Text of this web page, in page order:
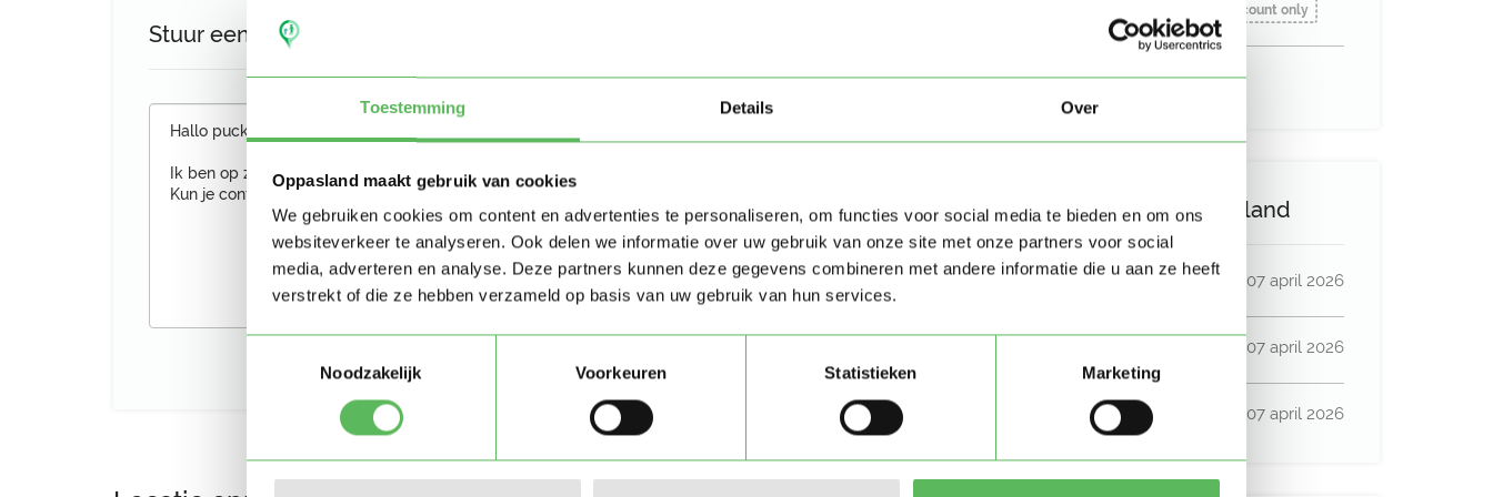
Toestemming Details Over
Oppasland maakt gebruik van cookies
We gebruiken cookies om content en advertenties te personaliseren, om functies voor social media te bieden en om ons
websiteverkeer te analyseren. Ook delen we informatie over uw gebruik van onze site met onze partners voor social
media, adverteren en analyse. Deze partners kunnen deze gegevens combineren met andere informatie die u aan ze heeft
verstrekt of die ze hebben verzameld op basis van uw gebruik van hun services.
Noodzakelijk
Voorkeuren Statistieken Marketing
Account only
Uurtarief: Account only
Activiteit op Oppasland
Laatste activiteit 07 april 2026
07 april 2026
Profiel bijgewerkt 07 april 2026
Stuur een bericht aan Puck